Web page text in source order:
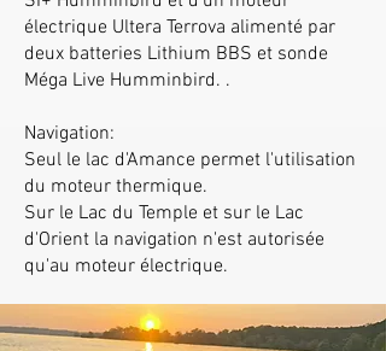
électrique Ultera Terrova alimenté par
deux batteries Lithium BBS et sonde
Méga Live Humminbird. .
Navigation:
Seul le lac d'Amance permet l'utilisation
du moteur thermique.
Sur le Lac du Temple et sur le Lac
d'Orient la navigation n'est autorisée
qu'au moteur électrique.